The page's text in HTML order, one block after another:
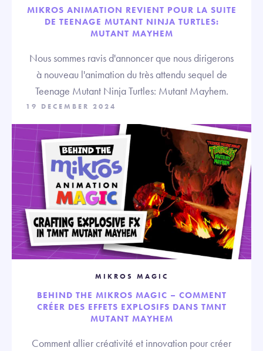
MIKROS ANIMATION REVIENT POUR LA SUITE
DE TEENAGE MUTANT NINJA TURTLES:
MUTANT MAYHEM
Nous sommes ravis d'annoncer que nous dirigerons
à nouveau l'animation du très attendu sequel de
Teenage Mutant Ninja Turtles: Mutant Mayhem.
19 DECEMBER 2024
MIKROS MAGIC
BEHIND THE MIKROS MAGIC – COMMENT
CRÉER DES EFFETS EXPLOSIFS DANS TMNT
MUTANT MAYHEM
Comment allier créativité et innovation pour créer